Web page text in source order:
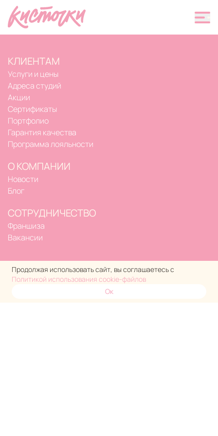
Официальный сайт Кисти
КЛИЕНТАМ
Услуги и цены
Адреса студий
Акции
Сертификаты
Портфолио
Гарантия качества
Программа лояльности
О КОМПАНИИ
Новости
Блог
СОТРУДНИЧЕСТВО
Франшиза
Вакансии
Продолжая использовать сайт, вы соглашаетесь с
Политикой использования cookie-файлов
Ок